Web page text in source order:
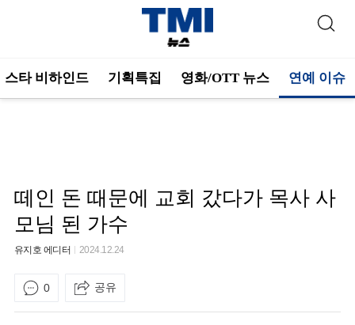
스타 비하인드 기획특집 영화/OTT 뉴스 연예 이슈
떼인 돈 때문에 교회 갔다가 목사 사
모님 된 가수
유지호 에디터 2024.12.24
0 공유